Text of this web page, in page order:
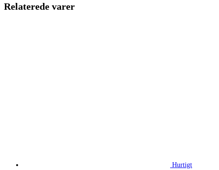
Relaterede varer
Hurtigt